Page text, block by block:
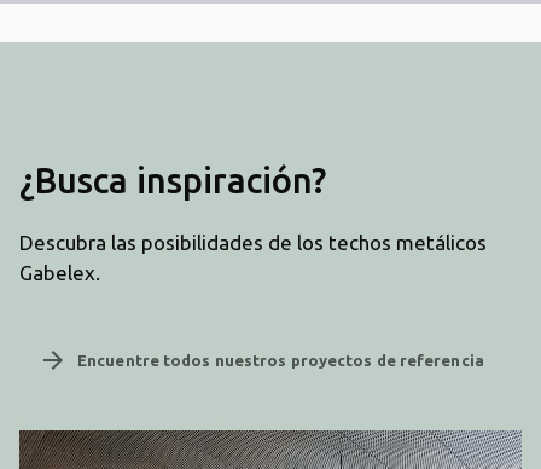
¿Busca inspiración?
Descubra las posibilidades de los techos metálicos
Gabelex.
arrow_forward Encuentre todos nuestros proyectos de referencia